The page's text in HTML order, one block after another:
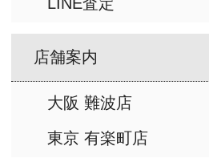
店舗案内
大阪 難波店
東京 有楽町店